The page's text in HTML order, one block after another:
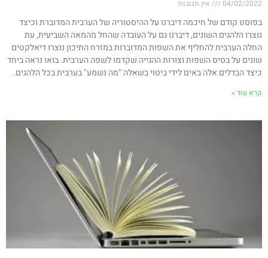
04/02/2022 אין תגובות
בפוסט קודם של חיכמה דיברנו על ההיסטוריה של הערבית המדוברת וכיצד
נוצרו הלהגים השונים, דיברנו גם על העובדה שהחל מהמאה השביעית, עת
החלה הערבית להחליף את השפות המדוברות במזרח התיכון נוצרו דיאלקטים
שונים על בסיס השפות וצורות ההגייה שקדמו לשפה הערבית. בואו נראה ביחד
כיצד הבדלים אלה באים לידי ביטוי בשאלה "מה נשמע" בערבית בכל הלהגים.
קרא עוד »